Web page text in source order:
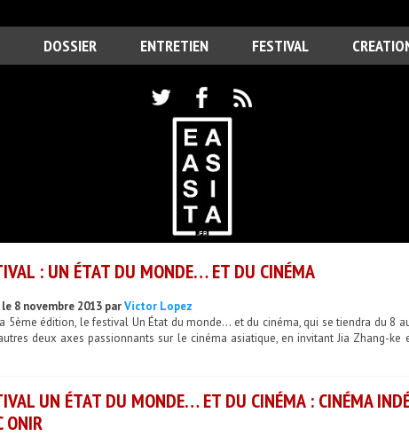
DOSSIER ENTRETIEN FESTIVAL
: UN ÉTAT DU MONDE… ET DU CINÉMA
8 novembre 2013 parVictor Lopez
5ème édition, le festival Un État du monde... et du cinéma, qui se tiendra du 8
deux axes passionnants sur le cinéma asiatique, en invitant Jia Zhang-
UN ÉTAT DU MONDE… ET DU CINÉMA : CINÉMA
ONIR